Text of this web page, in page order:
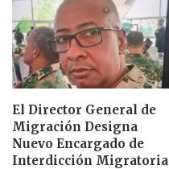
El Director General de
Migración Designa
Nuevo Encargado de
Interdicción Migratoria